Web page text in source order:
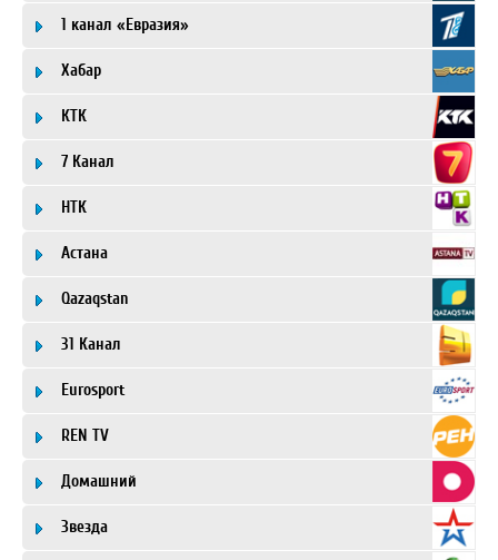
1 канал «Евразия»
Хабар
КТК
7 Канал
НТК
Астана
Qazaqstan
31 Канал
Eurosport
REN TV
Домашний
Звезда